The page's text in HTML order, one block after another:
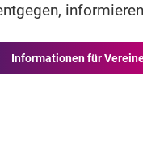
Informationen für